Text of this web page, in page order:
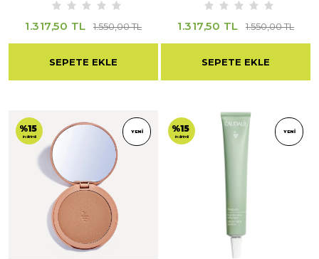
1.317,50 TL 1.550,00 TL
SEPETE EKLE
1.317,50 TL 1.550,00 TL
SEPETE EKLE
%15
indirimli
YENI %15
indirimli
YENI